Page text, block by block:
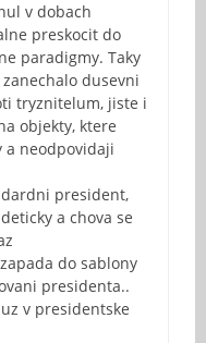
v dobach
preskocit do
paradigmy. Taky
dusevni
tryznitelum, jiste i
objekty, ktere
a neodpovidaji
president,
a chova se
do sablony
presidenta..
v presidentske